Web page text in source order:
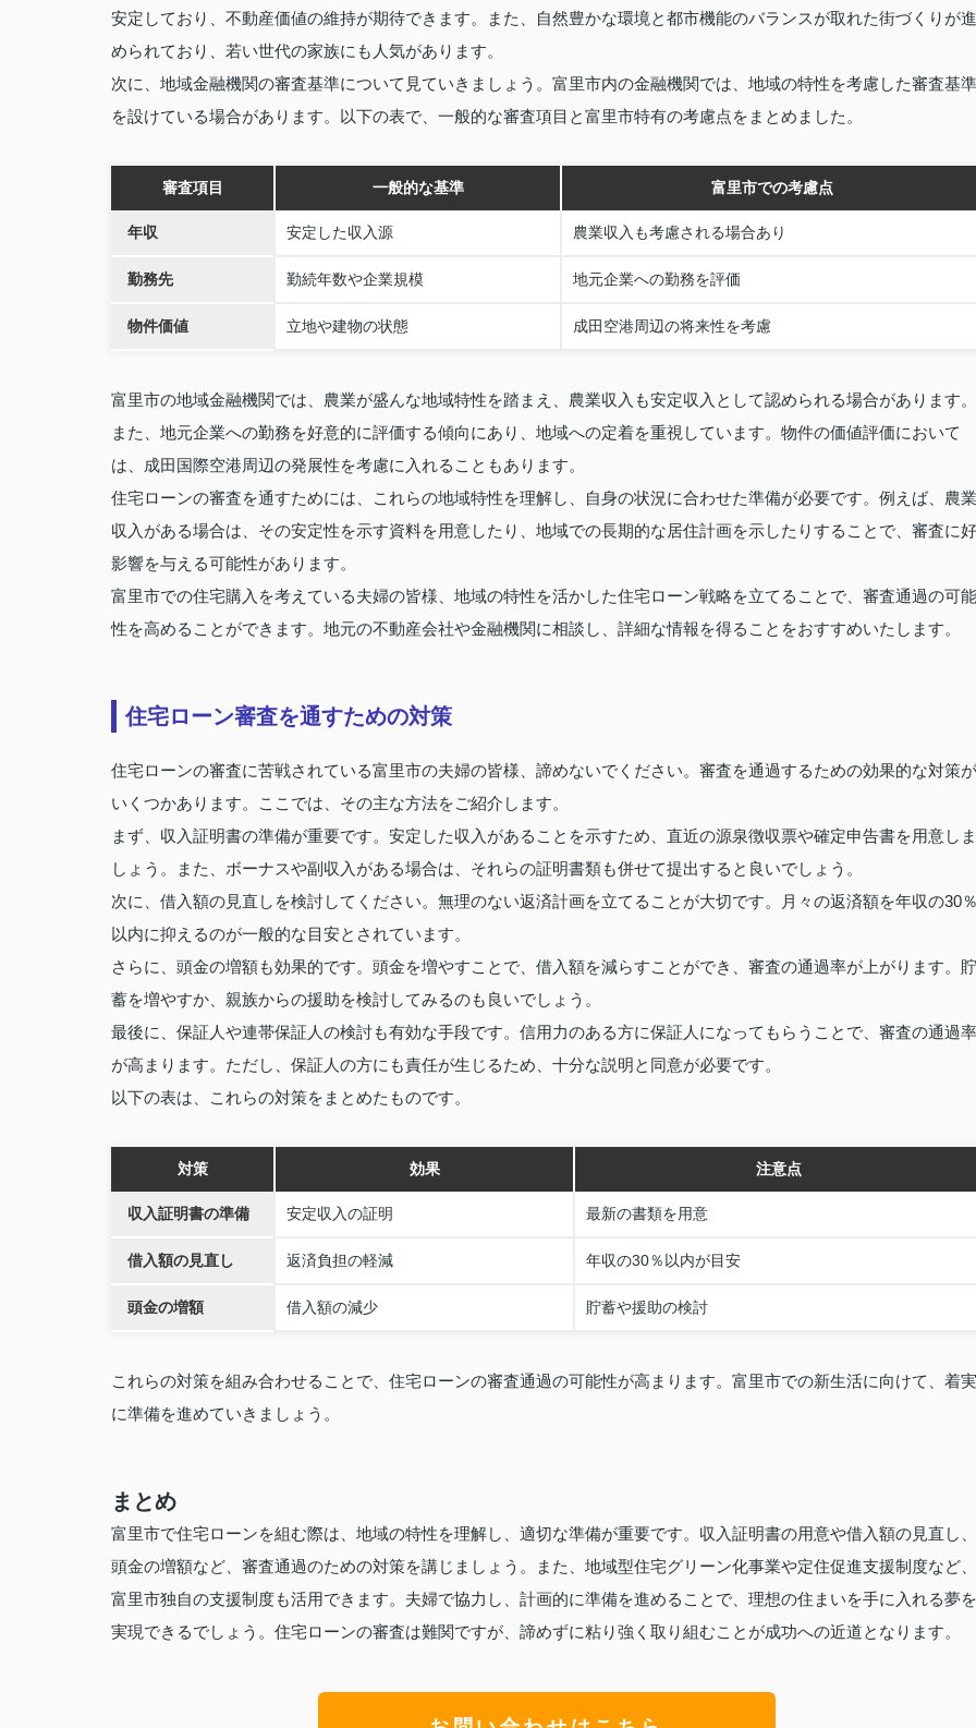
安定しており、不動産価値の維持が期待できます。また、自然豊かな環境と都市機能のバランスが取れた街づくりが進
められており、若い世代の家族にも人気があります。
次に、地域金融機関の審査基準について見ていきましょう。富里市内の金融機関では、地域の特性を考慮した審査基準
を設けている場合があります。以下の表で、一般的な審査項目と富里市特有の考慮点をまとめました。
審査項目 一般的な基準 富里市での考慮点
年収 安定した収入源 農業収入も考慮される場合あり
勤務先 勤続年数や企業規模 地元企業への勤務を評価
物件価値 立地や建物の状態 成田空港周辺の将来性を考慮
富里市の地域金融機関では、農業が盛んな地域特性を踏まえ、農業収入も安定収入として認められる場合があります。
また、地元企業への勤務を好意的に評価する傾向にあり、地域への定着を重視しています。物件の価値評価において
は、成田国際空港周辺の発展性を考慮に入れることもあります。
住宅ローンの審査を通すためには、これらの地域特性を理解し、自身の状況に合わせた準備が必要です。例えば、農業
収入がある場合は、その安定性を示す資料を用意したり、地域での長期的な居住計画を示したりすることで、審査に好
影響を与える可能性があります。
富里市での住宅購入を考えている夫婦の皆様、地域の特性を活かした住宅ローン戦略を立てることで、審査通過の可能
性を高めることができます。地元の不動産会社や金融機関に相談し、詳細な情報を得ることをおすすめいたします。
住宅ローン審査を通すための対策
住宅ローンの審査に苦戦されている富里市の夫婦の皆様、諦めないでください。審査を通過するための効果的な対策が
いくつかあります。ここでは、その主な方法をご紹介します。
まず、収入証明書の準備が重要です。安定した収入があることを示すため、直近の源泉徴収票や確定申告書を用意しま
しょう。また、ボーナスや副収入がある場合は、それらの証明書類も併せて提出すると良いでしょう。
次に、借入額の見直しを検討してください。無理のない返済計画を立てることが大切です。月々の返済額を年収の30％
以内に抑えるのが一般的な目安とされています。
さらに、頭金の増額も効果的です。頭金を増やすことで、借入額を減らすことができ、審査の通過率が上がります。貯
蓄を増やすか、親族からの援助を検討してみるのも良いでしょう。
最後に、保証人や連帯保証人の検討も有効な手段です。信用力のある方に保証人になってもらうことで、審査の通過率
が高まります。ただし、保証人の方にも責任が生じるため、十分な説明と同意が必要です。
以下の表は、これらの対策をまとめたものです。
対策 効果 注意点
収入証明書の準備 安定収入の証明 最新の書類を用意
借入額の見直し 返済負担の軽減 年収の30％以内が目安
頭金の増額 借入額の減少 貯蓄や援助の検討
これらの対策を組み合わせることで、住宅ローンの審査通過の可能性が高まります。富里市での新生活に向けて、着実
に準備を進めていきましょう。
まとめ
富里市で住宅ローンを組む際は、地域の特性を理解し、適切な準備が重要です。収入証明書の用意や借入額の見直し、
頭金の増額など、審査通過のための対策を講じましょう。また、地域型住宅グリーン化事業や定住促進支援制度など、
富里市独自の支援制度も活用できます。夫婦で協力し、計画的に準備を進めることで、理想の住まいを手に入れる夢を
実現できるでしょう。住宅ローンの審査は難関ですが、諦めずに粘り強く取り組むことが成功への近道となります。